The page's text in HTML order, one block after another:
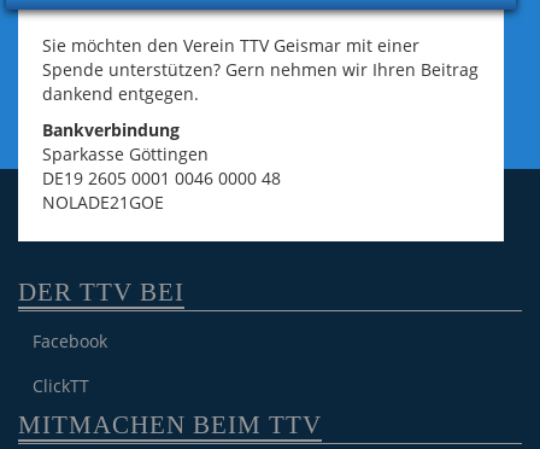
Sie möchten den Verein TTV Geismar mit einer
Spende unterstützen? Gern nehmen wir Ihren Beitrag
dankend entgegen.
Bankverbindung
Sparkasse Göttingen
DE19 2605 0001 0046 0000 48
NOLADE21GOE
DER TTV BEI
Facebook
ClickTT
MITMACHEN BEIM TTV